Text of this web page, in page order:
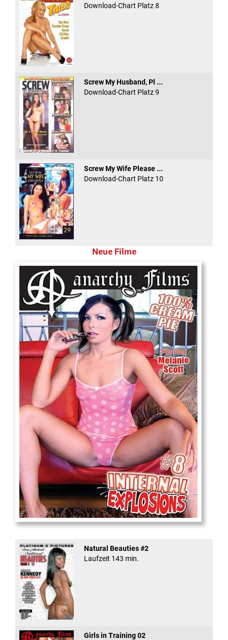
Download-Chart Platz 8
Screw My Husband, Pl ...
Download-Chart Platz 9
Screw My Wife Please ...
Download-Chart Platz 10
Neue Filme
Internal Explosionen
Natural Beauties #2
Laufzeit 143 min.
Girls in Training 02